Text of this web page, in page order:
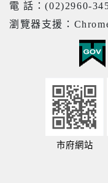
電 話：(02)2960-
瀏覽器支援：
市府網站